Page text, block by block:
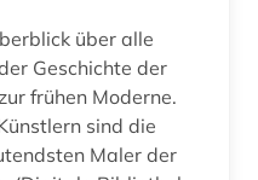
über alle
Geschichte der
frühen Moderne.
sind die
Maler der